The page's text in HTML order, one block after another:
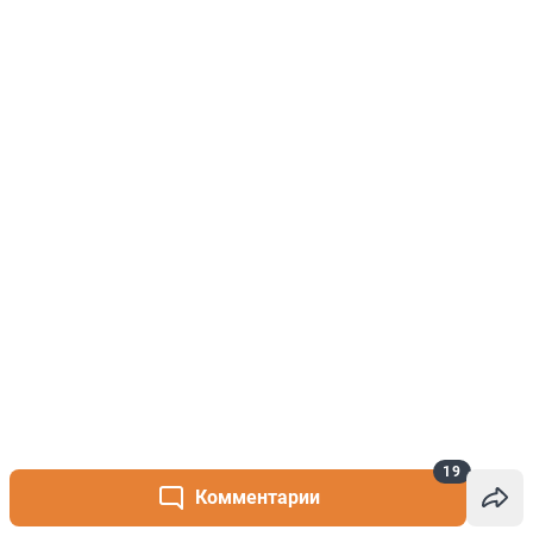
Комментарии
19